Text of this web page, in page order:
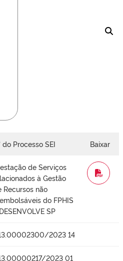
do Processo SEI Baixar
de Serviços
à Gestão
Recursos não
do FPHIS
SP
WORD
2023 14
2023 01